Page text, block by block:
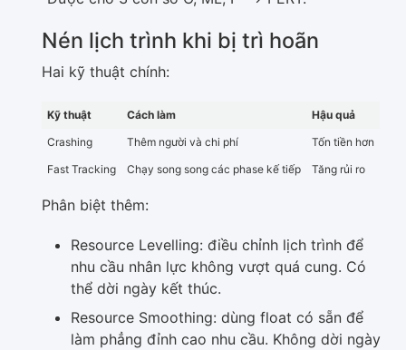
Nén lịch trình khi bị trì hoãn
Hai kỹ thuật chính:
Kỹ thuật Cách làm
Hậu quả
Crashing
Thêm người và chi phí
Tốn tiền hơn
Fast Tracking
Chạy song song các phase kế tiếp Tăng rủi ro
Phân biệt thêm:
Resource Levelling: điều chỉnh lịch trình để
nhu cầu nhân lực không vượt quá cung. Có
thể dời ngày kết thúc.
Resource Smoothing: dùng float có sẵn để
làm phẳng đỉnh cao nhu cầu. Không dời ngày